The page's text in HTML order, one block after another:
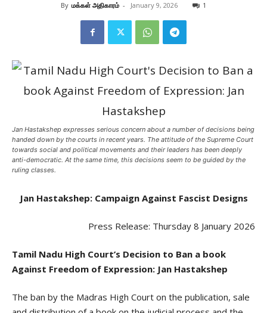
By மக்கள் அதிகாரம் - January 9, 2026 1
Jan Hastakshep expresses serious concern about a number of decisions being
handed down by the courts in recent years. The attitude of the Supreme Court
towards social and political movements and their leaders has been deeply
anti-democratic. At the same time, this decisions seem to be guided by the
ruling classes.
Jan Hastakshep: Campaign Against Fascist Designs
Press Release: Thursday 8 January 2026
Tamil Nadu High Court’s Decision to Ban a book
Against Freedom of Expression: Jan Hastakshep
The ban by the Madras High Court on the publication, sale